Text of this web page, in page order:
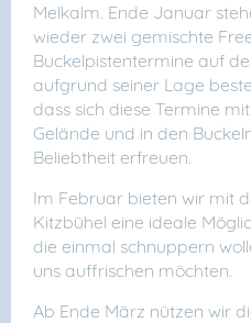
Melkalm. Ende Januar
wieder zwei gemischte
Buckelpistentermine auf
aufgrund seiner Lage
dass sich diese Termine
Gelände und in den
Beliebtheit erfreuen.
Im Februar bieten wir mit
Kitzbühel eine ideale
die einmal schnuppern
uns auffrischen möchten.
Ab Ende März nützen wir